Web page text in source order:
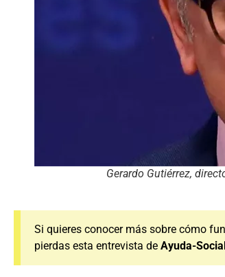
Gerardo Gutiérrez,
Si quieres conocer más sobre cómo
pierdas esta entrevista de Ayuda-